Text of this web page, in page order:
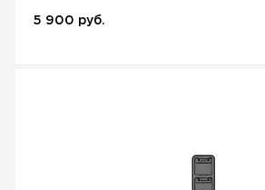
5 900 руб.